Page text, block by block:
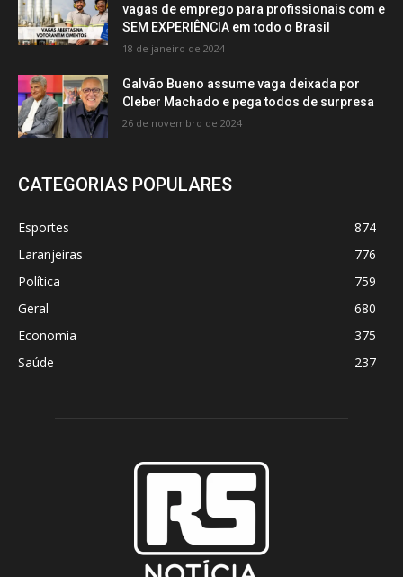
vagas de emprego para profissionais com e
SEM EXPERIÊNCIA em todo o Brasil
18 de janeiro de 2024
Galvão Bueno assume vaga deixada por
Cleber Machado e pega todos de surpresa
26 de novembro de 2024
CATEGORIAS POPULARES
Esportes
874
Laranjeiras
776
Política
759
Geral
680
Economia
375
Saúde
237